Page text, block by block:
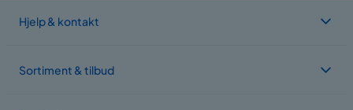
Hjelp & kontakt
Sortiment & tilbud